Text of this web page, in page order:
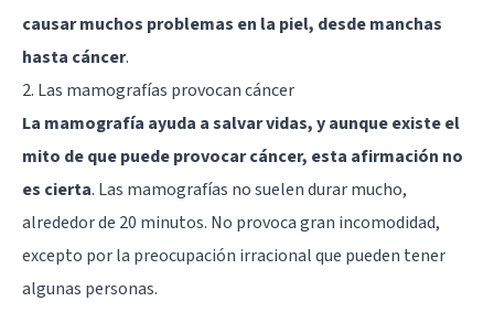
causar muchos problemas en la piel, desde manchas
hasta cáncer.
2. Las mamografías provocan cáncer
La mamografía ayuda a salvar vidas, y aunque existe el
mito de que puede provocar cáncer, esta afirmación no
es cierta. Las mamografías no suelen durar mucho,
alrededor de 20 minutos. No provoca gran incomodidad,
excepto por la preocupación irracional que pueden tener
algunas personas.